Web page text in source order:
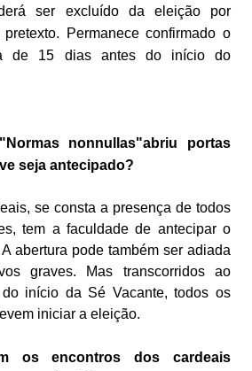
ser excluído da eleição por
pretexto.
Permanece confirmado o
de 15 dias antes do início do
nonnullas"abriu portas
seja antecipado?
se consta a presença de todos
tem a faculdade de antecipar o
abertura pode também ser adiada
graves. Mas transcorridos ao
início da Sé Vacante, todos os
iniciar a eleição.
os encontros dos cardeais